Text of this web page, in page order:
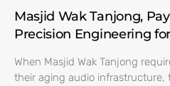
Masjid Wak Tanjong,
Precision Engineering
When Masjid Wak Tanjong
their aging audio infrastructure,